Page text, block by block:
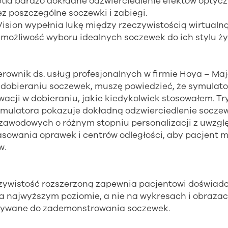
poszczególne soczewki i zabiegi.
wypełnia lukę między rzeczywistością
wyboru idealnych soczewek do ich stylu
ds. usług profesjonalnych w firmie Hoya –
soczewek, muszę powiedzieć, że
w dobieraniu, jakie kiedykolwiek stosowałem.
pokazuje dokładną odzwierciedlenie
o różnym stopniu personalizacji z
oprawek i centrów odległości, aby pacjent
rozszerzoną zapewnia pacjentowi
najwyższym poziomie, a nie na wykresach i
do zademonstrowania soczewek.